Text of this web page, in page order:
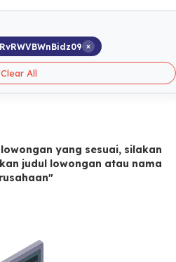
×
Clear All
yang sesuai, silakan
judul lowongan atau nama